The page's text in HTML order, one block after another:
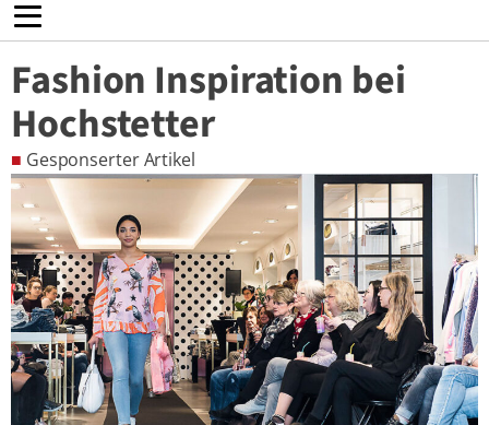
Fashion Inspiration bei
Hochstetter
■ Gesponserter Artikel